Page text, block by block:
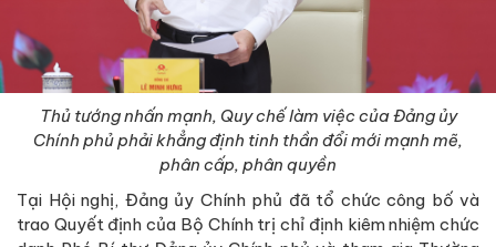
Thủ tướng nhấn mạnh, Quy chế làm việc của Đảng ủy
Chính phủ phải khẳng định tinh thần đổi mới mạnh mẽ,
phân cấp, phân quyền
Tại Hội nghị, Đảng ủy Chính phủ đã tổ chức công bố và
trao Quyết định của Bộ Chính trị chỉ định kiêm nhiệm chức